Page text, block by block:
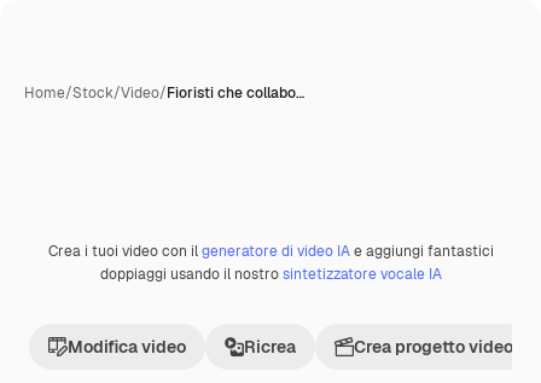
Home/Stock/Video/Fioristi che collabo…
Premium
Crea i tuoi video con ilgeneratore di video IAe aggiungi fantastici
doppiaggi usando il nostrosintetizzatore vocale IA
Modifica video Ricrea Crea progetto video